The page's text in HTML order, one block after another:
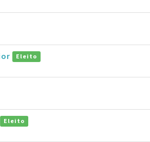
Eleito
Eleito